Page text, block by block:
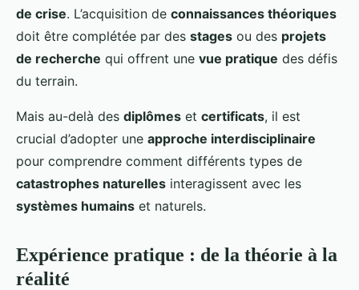
de crise. L’acquisition de connaissances théoriques
doit être complétée par des stages ou des projets
de recherche qui offrent une vue pratique des défis
du terrain.
Mais au-delà des diplômes et certificats, il est
crucial d’adopter une approche interdisciplinaire
pour comprendre comment différents types de
catastrophes naturelles interagissent avec les
systèmes humains et naturels.
Expérience pratique : de la théorie à la
réalité